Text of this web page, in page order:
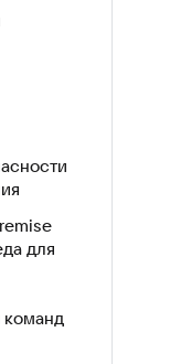
для
команд